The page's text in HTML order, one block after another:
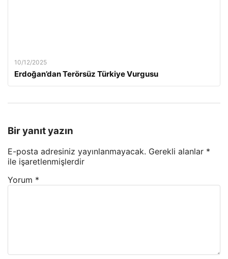
10/12/2025
Erdoğan’dan Terörsüz Türkiye Vurgusu
Bir yanıt yazın
E-posta adresiniz yayınlanmayacak. Gerekli alanlar *
ile işaretlenmişlerdir
Yorum *